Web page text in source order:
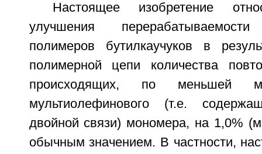
Настоящее изобретение
улучшения перерабатываемости
полимеров бутилкаучуков в
полимерной цепи количества
происходящих, по меньшей
мультиолефинового (т.е.
двойной связи) мономера, на 1,0%
обычным значением. В частности,